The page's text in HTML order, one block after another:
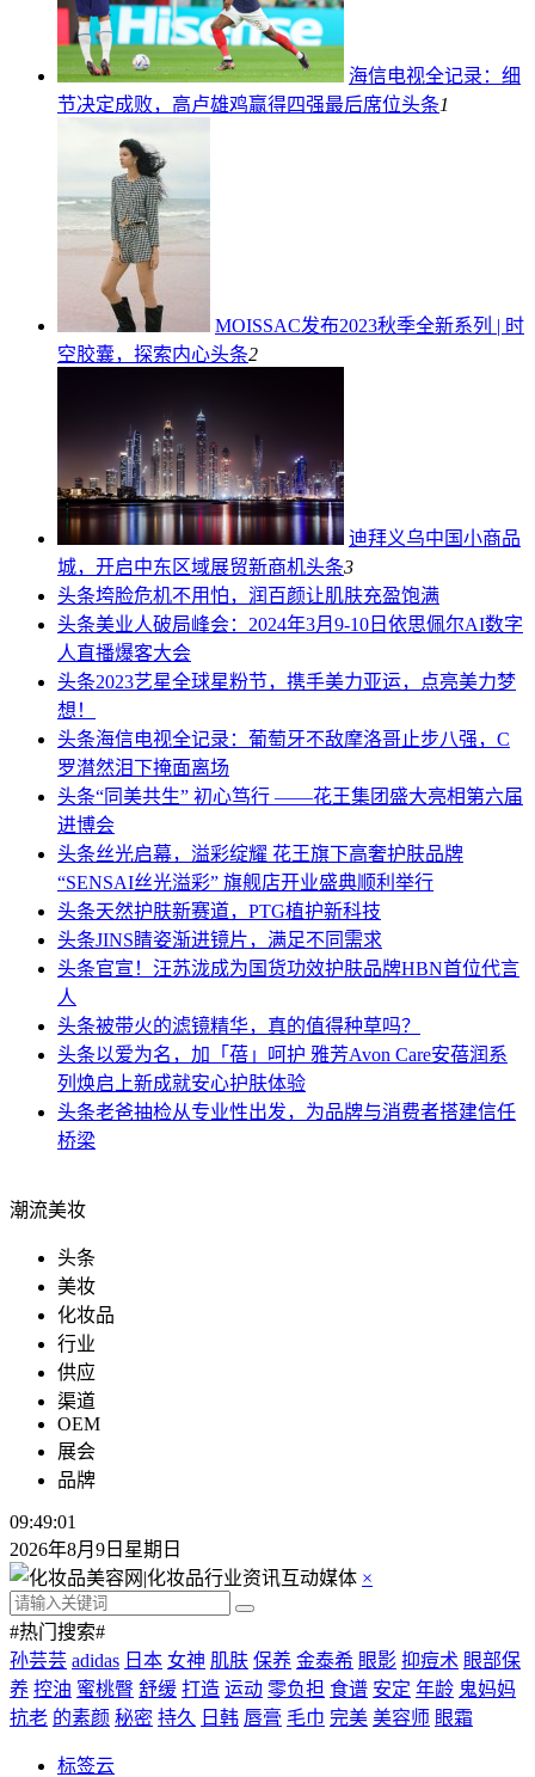
海信电视全记录：细
节决定成败，高卢雄鸡赢得四强最后席位头条1
MOISSAC发布2023秋季全新系列 | 时
空胶囊，探索内心头条2
迪拜义乌中国小商品
城，开启中东区域展贸新商机头条3
头条垮脸危机不用怕，润百颜让肌肤充盈饱满
头条美业人破局峰会：2024年3月9-10日依思佩尔AI数字
人直播爆客大会
头条2023艺星全球星粉节，携手美力亚运，点亮美力梦
想！
头条海信电视全记录：葡萄牙不敌摩洛哥止步八强，C
罗潸然泪下掩面离场
头条“同美共生” 初心笃行 ——花王集团盛大亮相第六届
进博会
头条丝光启幕，溢彩绽耀 花王旗下高奢护肤品牌
“SENSAI丝光溢彩” 旗舰店开业盛典顺利举行
头条天然护肤新赛道，PTG植护新科技
头条JINS睛姿渐进镜片，满足不同需求
头条官宣！汪苏泷成为国货功效护肤品牌HBN首位代言
人
头条被带火的滤镜精华，真的值得种草吗？
头条以爱为名，加「蓓」呵护 雅芳Avon Care安蓓润系
列焕启上新成就安心护肤体验
头条老爸抽检从专业性出发，为品牌与消费者搭建信任
桥梁
潮流美妆
头条
美妆
化妆品
行业
供应
渠道
OEM
展会
品牌
09:49:01
2026年8月9日星期日
×
#热门搜索#
孙芸芸 adidas 日本 女神 肌肤 保养 金泰希 眼影 抑痘术 眼部保
养 控油 蜜桃臀 舒缓 打造 运动 零负担 食谱 安定 年龄 鬼妈妈
抗老 的素颜 秘密 持久 日韩 唇膏 毛巾 完美 美容师 眼霜
标签云